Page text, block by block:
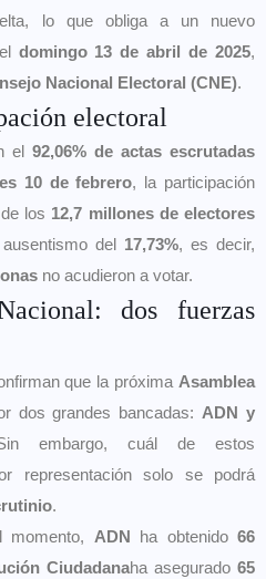
lo que obliga a un nuevo
domingo 13 de abril de 2025,
Nacional Electoral (CNE).
electoral
el 92,06% de actas escrutadas
10 de febrero, la participación
los 12,7 millones de electores
del 17,73%, es decir,
no acudieron a votar.
dos fuerzas
que la próxima Asamblea
dos grandes bancadas: ADN y
embargo, cuál de estos
representación solo se podrá
.
momento, ADN ha obtenido66
Ciudadanaha asegurado 65